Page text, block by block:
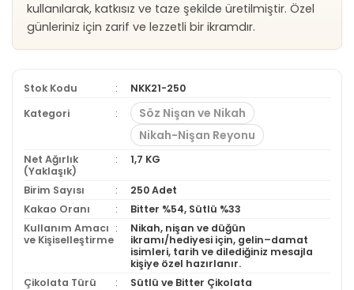
kullanılarak, katkısız ve taze şekilde üretilmiştir. Özel
günleriniz için zarif ve lezzetli bir ikramdır.
Stok Kodu
NKK21-250
Kategori
Söz Nişan ve Nikah
Nikah-Nişan Reyonu
Net Ağırlık
(Yaklaşık)
1,7 KG
Birim Sayısı
250 Adet
Kakao Oranı
Bitter %54, Sütlü %33
Kullanım Amacı
ve Kişiselleştirme
Nikah, nişan ve düğün
ikramı/hediyesi için, gelin–damat
isimleri, tarih ve dilediğiniz mesajla
kişiye özel hazırlanır.
Çikolata Türü
Sütlü ve Bitter Çikolata